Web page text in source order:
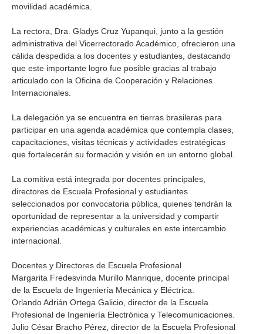
movilidad académica.
La rectora, Dra. Gladys Cruz Yupanqui, junto a la gestión
administrativa del Vicerrectorado Académico, ofrecieron una
cálida despedida a los docentes y estudiantes, destacando
que este importante logro fue posible gracias al trabajo
articulado con la Oficina de Cooperación y Relaciones
Internacionales.
La delegación ya se encuentra en tierras brasileras para
participar en una agenda académica que contempla clases,
capacitaciones, visitas técnicas y actividades estratégicas
que fortalecerán su formación y visión en un entorno global.
La comitiva está integrada por docentes principales,
directores de Escuela Profesional y estudiantes
seleccionados por convocatoria pública, quienes tendrán la
oportunidad de representar a la universidad y compartir
experiencias académicas y culturales en este intercambio
internacional.
Docentes y Directores de Escuela Profesional
Margarita Fredesvinda Murillo Manrique, docente principal
de la Escuela de Ingeniería Mecánica y Eléctrica.
Orlando Adrián Ortega Galicio, director de la Escuela
Profesional de Ingeniería Electrónica y Telecomunicaciones.
Julio César Bracho Pérez, director de la Escuela Profesional